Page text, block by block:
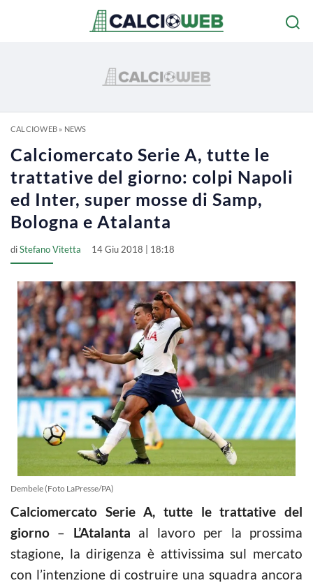
CALCIOWEB» NEWS
Calciomercato Serie A, tutte le
trattative del giorno: colpi Napoli
ed Inter, super mosse di Samp,
Bologna e Atalanta
diStefano Vitetta 14 Giu 2018 | 18:18
Dembele (Foto LaPresse/PA)
Calciomercato Serie A, tutte le trattative del
giorno – L’Atalanta al lavoro per la prossima
stagione, la dirigenza è attivissima sul mercato
con l’intenzione di costruire una squadra ancora